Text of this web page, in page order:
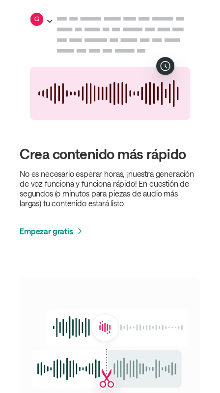
Crea contenido más rápido
No es necesario esperar horas, ¡nuestra generación
de voz funciona y funciona rápido! En cuestión de
segundos (o minutos para piezas de audio más
largas) tu contenido estará listo.
Empezar gratis